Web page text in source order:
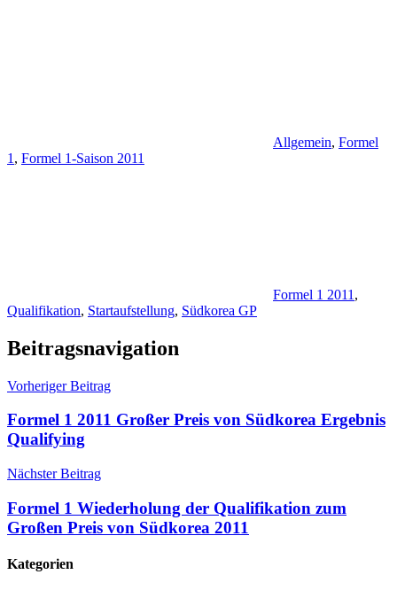
Allgemein, Formel
1 , Formel 1-Saison 2011
Formel 1 2011 ,
Qualifikation, Startaufstellung, Südkorea GP
Beitragsnavigation
Vorheriger Beitrag
Formel 1 2011 Großer Preis von Südkorea Ergebnis
Qualifying
Nächster Beitrag
Formel 1 Wiederholung der Qualifikation zum
Großen Preis von Südkorea 2011
Kategorien